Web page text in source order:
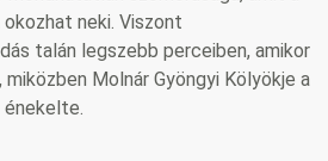
neki. Viszont
talán legszebb perceiben, amikor
Molnár Gyöngyi Kölyökje a